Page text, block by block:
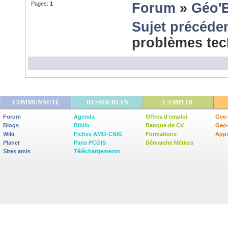
Pages: 1 Forum »
Sujet
problèmes
COMMUNAUTÉ RESSOURCES L'EMPLOI
Forum
Blogs
Wiki
Planet
Sites amis
Agenda
Biblio
Fiches AMO-CNIG
Paris PCGIS
Téléchargements
Offres d'emploi
Banque de CV
Formations
Démarche Métiers